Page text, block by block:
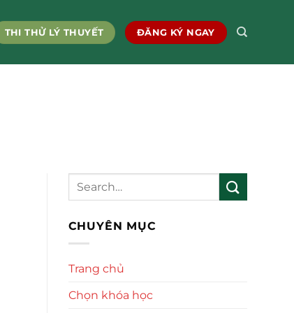
THI THỬ LÝ THUYẾT ĐĂNG KÝ NGAY
CHUYÊN MỤC
Trang chủ
Chọn khóa học